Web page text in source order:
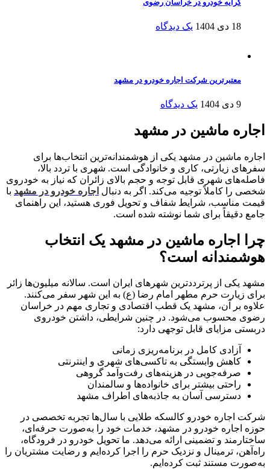
کرایه خودرو در خراسان رضوی
18 دی 1404 یک دیدگاه
معتبرترین شرکت اجاره خودرو در مشهد
9 دی 1404 یک دیدگاه
اجاره ماشین در مشهد
اجاره ماشین در مشهد یکی از هوشمندانه‌ترین انتخاب‌ها برای
سفرهای زیارتی، کاری و خانوادگی است. شهری با تردد بالا،
فاصله‌های شهری قابل توجه و حجم بالای زائران که نیاز به خودروی
شخصی را کاملاً توجیه می‌کند. اگر به دنبال اجاره خودرو در مشهد با
قیمت مناسب، شرایط شفاف و تحویل فوری هستید، این راهنمای
جامع دقیقاً برای شما نوشته شده است.
چرا اجاره ماشین در مشهد یک انتخاب
هوشمندانه است؟
مشهد یکی از پرترددترین شهرهای ایران است. سالانه میلیون‌ها زائر
برای زیارت حرم مطهر امام رضا (ع) به این شهر سفر می‌کنند.
علاوه بر آن، مشهد یک قطب اقتصادی و تجاری مهم در خراسان
رضوی محسوب می‌شود. در چنین شرایطی، داشتن خودروی
دربستی مزایای قابل توجهی دارد:
آزادی کامل در برنامه‌ریزی زمانی
کاهش وابستگی به تاکسی‌های شهری و اینترنتی
صرفه‌جویی در هزینه‌های رفت‌وآمد گروهی
راحتی بیشتر برای خانواده‌ها و سالمندان
دسترسی آسان به جاذبه‌های اطراف مشهد
شرکت اجاره خودرو کالسکه طلایی با سال‌ها تجربه تخصصی در
حوزه اجاره خودرو در مشهد، خدمات خود را به‌صورت حرفه‌ای،
ساختارمند و تضمینی ارائه می‌دهد. ما تحویل خودرو در فرودگاه،
راه‌آهن، ترمینال و نزدیک حرم را اجرا کرده‌ایم و رضایت مشتریان را
به‌صورت مستند ثبت کرده‌ایم.